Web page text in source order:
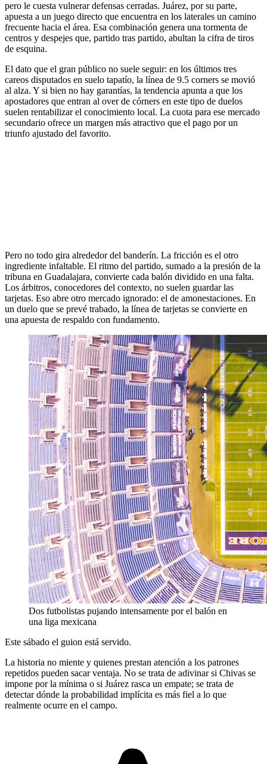
pero le cuesta vulnerar defensas cerradas. Juárez, por su parte,
apuesta a un juego directo que encuentra en los laterales un camino
frecuente hacia el área. Esa combinación genera una tormenta de
centros y despejes que, partido tras partido, abultan la cifra de tiros
de esquina.
El dato que el gran público no suele seguir: en los últimos tres
careos disputados en suelo tapatío, la línea de 9.5 corners se movió
al alza. Y si bien no hay garantías, la tendencia apunta a que los
apostadores que entran al over de córners en este tipo de duelos
suelen rentabilizar el conocimiento local. La cuota para ese mercado
secundario ofrece un margen más atractivo que el pago por un
triunfo ajustado del favorito.
Pero no todo gira alrededor del banderín. La fricción es el otro
ingrediente infaltable. El ritmo del partido, sumado a la presión de la
tribuna en Guadalajara, convierte cada balón dividido en una falta.
Los árbitros, conocedores del contexto, no suelen guardar las
tarjetas. Eso abre otro mercado ignorado: el de amonestaciones. En
un duelo que se prevé trabado, la línea de tarjetas se convierte en
una apuesta de respaldo con fundamento.
Dos futbolistas pujando intensamente por el balón en
una liga mexicana
Este sábado el guion está servido.
La historia no miente y quienes prestan atención a los patrones
repetidos pueden sacar ventaja. No se trata de adivinar si Chivas se
impone por la mínima o si Juárez rasca un empate; se trata de
detectar dónde la probabilidad implícita es más fiel a lo que
realmente ocurre en el campo.